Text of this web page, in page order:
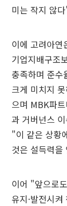
미는 작지 않
이에 고려아
기업지배구조
충족하며 준
크게 미치지
으며 MBK파
과 거버넌스
"이 같은 상황
것은 설득력
이어 "앞으로
유지·발전시